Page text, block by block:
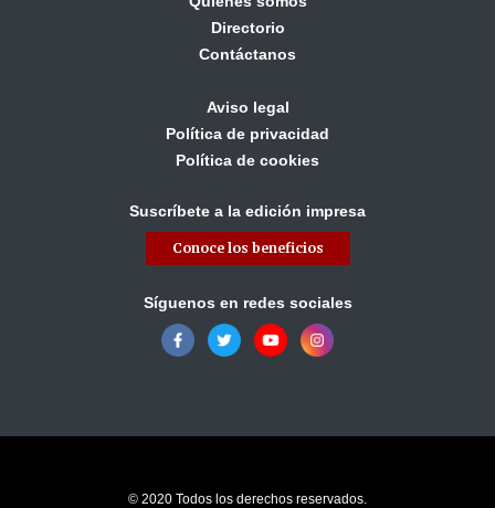
Directorio
Contáctanos
Aviso legal
Política de privacidad
Política de cookies
Suscríbete a la edición impresa
Conoce los beneficios
Síguenos en redes sociales
© 2020 Todos los derechos reservados.